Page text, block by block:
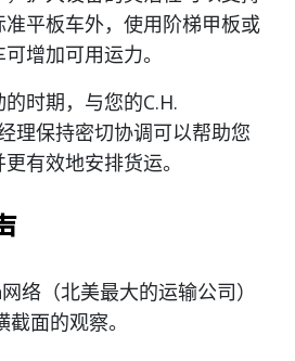
平板车外，使用阶梯甲板或
增加可用运力。
时期，与您的C.H.
理保持密切协调可以帮助您
有效地安排货运。
络（北美最大的运输公司）
面的观察。